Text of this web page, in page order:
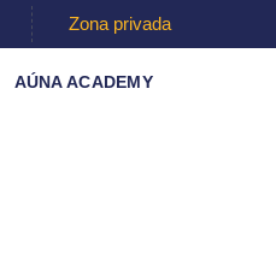
Zona privada
AÚNA ACADEMY